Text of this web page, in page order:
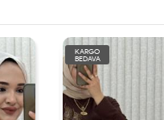
KARGO
BEDAVA